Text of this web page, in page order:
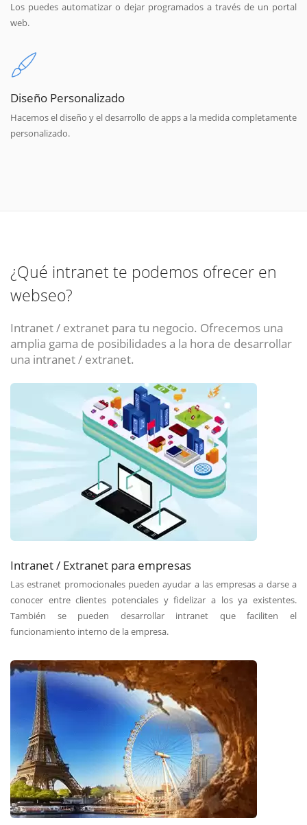
Los puedes automatizar o dejar programados a través de un portal
web.
Diseño Personalizado
Hacemos el diseño y el desarrollo de apps a la medida completamente
personalizado.
¿Qué intranet te podemos ofrecer en
webseo?
Intranet / extranet para tu negocio. Ofrecemos una
amplia gama de posibilidades a la hora de desarrollar
una intranet / extranet.
Intranet / Extranet para empresas
Las estranet promocionales pueden ayudar a las empresas a darse a
conocer entre clientes potenciales y fidelizar a los ya existentes.
También se pueden desarrollar intranet que faciliten el
funcionamiento interno de la empresa.